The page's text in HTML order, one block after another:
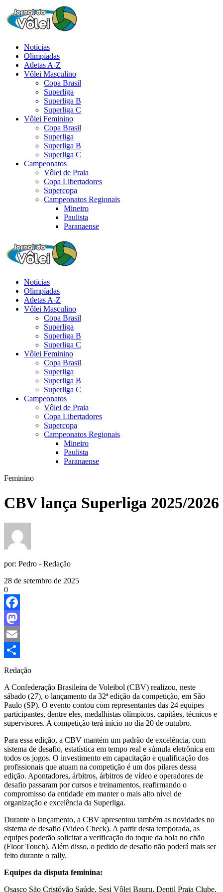
Notícias
Olimpíadas
Atletas A-Z
Vôlei Masculino
Copa Brasil
Superliga
Superliga B
Superliga C
Vôlei Feminino
Copa Brasil
Superliga
Superliga B
Superliga C
Campeonatos
Vôlei de Praia
Copa Libertadores
Supercopa
Campeonatos Regionais
Mineiro
Paulista
Paranaense
Notícias
Olimpíadas
Atletas A-Z
Vôlei Masculino
Copa Brasil
Superliga
Superliga B
Superliga C
Vôlei Feminino
Copa Brasil
Superliga
Superliga B
Superliga C
Campeonatos
Vôlei de Praia
Copa Libertadores
Supercopa
Campeonatos Regionais
Mineiro
Paulista
Paranaense
Feminino
CBV lança Superliga 2025/2026
por: Pedro - Redação
28 de setembro de 2025
0
Facebook
Mastodon
Email
Share
Redação
A Confederação Brasileira de Voleibol (CBV) realizou, neste
sábado (27), o lançamento da 32ª edição da competição, em São
Paulo (SP). O evento contou com representantes das 24 equipes
participantes, dentre eles, medalhistas olímpicos, capitães, técnicos e
supervisores. A competição terá início no dia 20 de outubro.
Para essa edição, a CBV mantém um padrão de excelência, com
sistema de desafio, estatística em tempo real e súmula eletrônica em
todos os jogos. O investimento em capacitação e qualificação dos
profissionais que atuam na competição é um dos pilares dessa
edição. Apontadores, árbitros, árbitros de vídeo e operadores de
desafio passaram por cursos e treinamentos, reafirmando o
compromisso da entidade em manter o mais alto nível de
organização e excelência da Superliga.
Durante o lançamento, a CBV apresentou também as novidades no
sistema de desafio (Video Check). A partir desta temporada, as
equipes poderão solicitar a verificação do toque da bola no chão
(Floor Touch). Além disso, o pedido de desafio não poderá mais ser
feito durante o rally.
Equipes da disputa feminina:
Osasco São Cristóvão Saúde, Sesi Vôlei Bauru, Dentil Praia Clube,